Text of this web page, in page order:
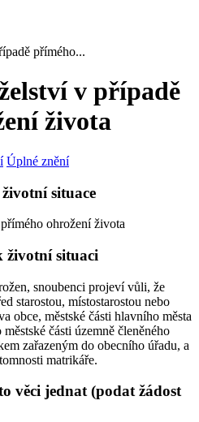
přímého...
v případě
života
Úplné znění
situace
ohrožení života
životní situaci
snoubenci projeví vůli, že
starostou, místostarostou nebo
obce, městské části hlavního města
části územně členěného
zařazeným do obecního úřadu, a
matrikáře.
věci jednat (podat žádost